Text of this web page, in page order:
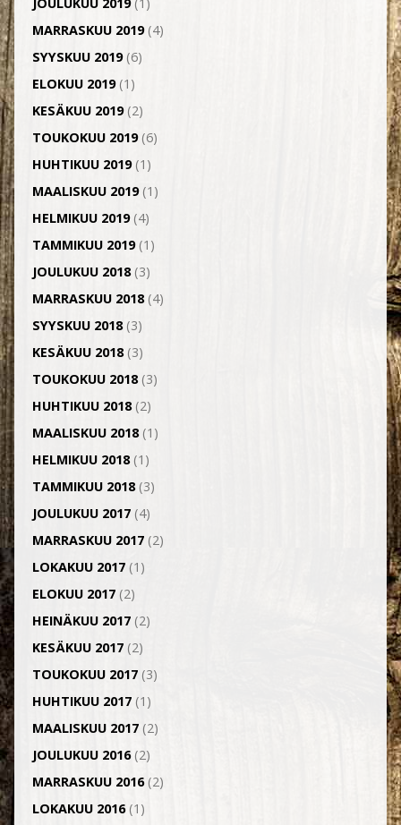
MARRASKUU 2019(4)
SYYSKUU 2019(6)
ELOKUU 2019(1)
KESÄKUU 2019(2)
TOUKOKUU 2019(6)
HUHTIKUU 2019(1)
MAALISKUU 2019(1)
HELMIKUU 2019(4)
TAMMIKUU 2019(1)
JOULUKUU 2018(3)
MARRASKUU 2018(4)
SYYSKUU 2018(3)
KESÄKUU 2018(3)
TOUKOKUU 2018(3)
HUHTIKUU 2018(2)
MAALISKUU 2018(1)
HELMIKUU 2018(1)
TAMMIKUU 2018(3)
JOULUKUU 2017(4)
MARRASKUU 2017(2)
LOKAKUU 2017(1)
ELOKUU 2017(2)
HEINÄKUU 2017(2)
KESÄKUU 2017(2)
TOUKOKUU 2017(3)
HUHTIKUU 2017(1)
MAALISKUU 2017(2)
JOULUKUU 2016(2)
MARRASKUU 2016(2)
LOKAKUU 2016(1)